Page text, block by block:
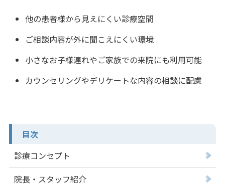
他の患者様から見えにくい診療空間
ご相談内容が外に聞こえにくい環境
小さなお子様連れやご家族での来院にも利用可能
カウンセリングやデリケートな内容の相談に配慮
目次
診療コンセプト
院長・スタッフ紹介